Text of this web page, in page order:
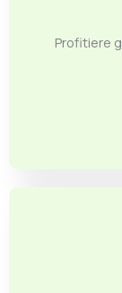
Profitiere